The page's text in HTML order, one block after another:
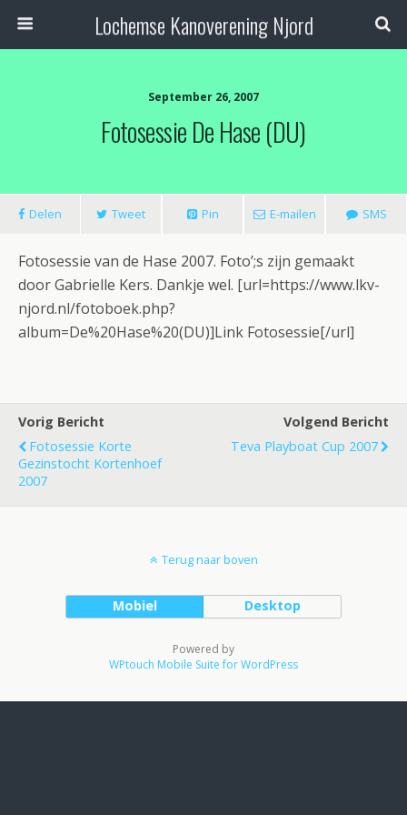
Lochemse Kanoverening Njord
September 26, 2007
Fotosessie De Hase (DU)
Delen Tweet Pin E-mailen SMS
Fotosessie van de Hase 2007. Foto’;s zijn gemaakt
door Gabrielle Kers. Dankje wel. [url=https://www.lkv-
njord.nl/fotoboek.php?
album=De%20Hase%20(DU)]Link Fotosessie[/url]
Vorig Bericht
Fotosessie Korte
Gezinstocht Kortenhoef
2007
Volgend Bericht
Teva Playboat Cup 2007
Terug naar boven
Mobiel Desktop
Powered by
WPtouch Mobile Suite for WordPress